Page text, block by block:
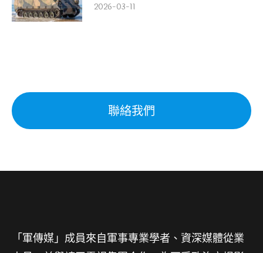
2026-03-11
聯絡我們
「軍傳媒」成員來自軍事專業學者、資深媒體從業